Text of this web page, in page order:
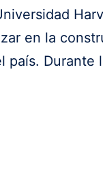
en la
país. Durante